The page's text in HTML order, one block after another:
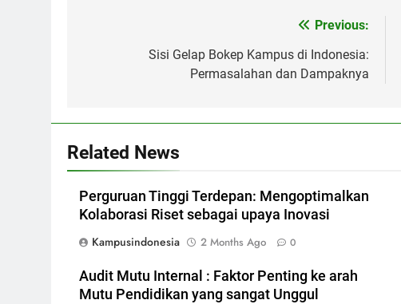
navigation
Previous:
Sisi Gelap Bokep Kampus di Indonesia:
Permasalahan dan Dampaknya
Related News
Perguruan Tinggi Terdepan: Mengoptimalkan
Kolaborasi Riset sebagai upaya Inovasi
Kampusindonesia
2 Months Ago 0
Audit Mutu Internal : Faktor Penting ke arah
Mutu Pendidikan yang sangat Unggul